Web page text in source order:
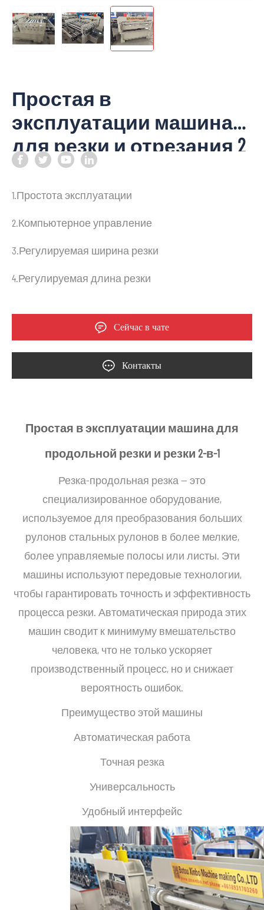
Простая в
эксплуатации машина
для резки и отрезания 2
в 1
1.Простота эксплуатации
2.Компьютерное управление
3.Регулируемая ширина резки
4.Регулируемая длина резки
Сейчас в чате
Контакты
Простая в эксплуатации машина для
продольной резки и резки 2-в-1
Резка-продольная резка — это
специализированное оборудование,
используемое для преобразования больших
рулонов стальных рулонов в более мелкие,
более управляемые полосы или листы. Эти
машины используют передовые технологии,
чтобы гарантировать точность и эффективность
процесса резки. Автоматическая природа этих
машин сводит к минимуму вмешательство
человека, что не только ускоряет
производственный процесс, но и снижает
вероятность ошибок.
Преимущество этой машины
Автоматическая работа
Точная резка
Универсальность
Удобный интерфейс